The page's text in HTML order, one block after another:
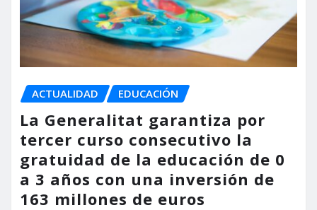
ACTUALIDAD EDUCACIÓN
La Generalitat garantiza por
tercer curso consecutivo la
gratuidad de la educación de 0
a 3 años con una inversión de
163 millones de euros